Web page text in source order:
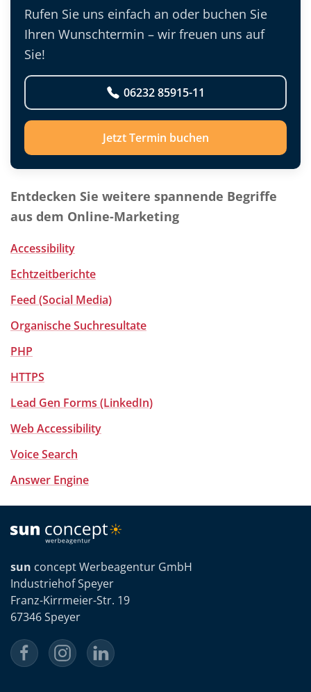
Rufen Sie uns einfach an oder buchen Sie
Ihren Wunschtermin – wir freuen uns auf
Sie!
06232 85915-11
Jetzt Termin buchen
Entdecken Sie weitere spannende Begriffe
aus dem Online-Marketing
Accessibility
Echtzeitberichte
Feed (Social Media)
Organische Suchresultate
PHP
HTTPS
Lead Gen Forms (LinkedIn)
Web Accessibility
Voice Search
Answer Engine
sun concept Werbeagentur GmbH
Industriehof Speyer
Franz-Kirrmeier-Str. 19
67346 Speyer